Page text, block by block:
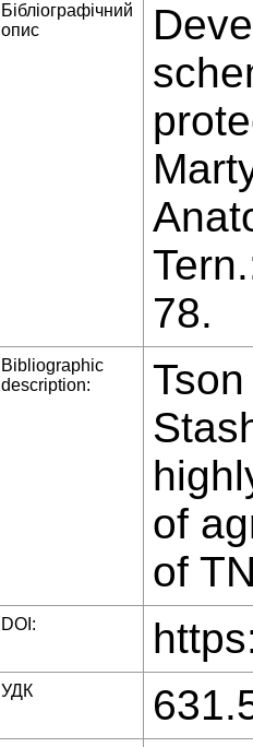
Бібліографічний
опис
78.
Bibliographic
description:
of
of
DOI:
УДК